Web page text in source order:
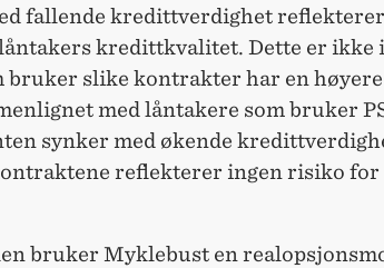
fallende kredittverdighet
kredittkvalitet. Dette er
bruker slike kontrakter har en høyere
med låntakere som bruker
synker med økende
reflekterer ingen risiko for
bruker Myklebust en